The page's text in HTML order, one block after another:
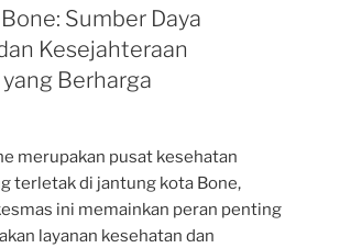
Sumber Daya
Kesejahteraan
Berharga
merupakan pusat kesehatan
terletak di jantung kota Bone,
ini memainkan peran penting
layanan kesehatan dan